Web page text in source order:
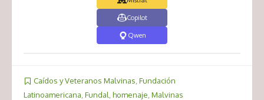
Copilot
Qwen
Caídos y Veteranos Malvinas, Fundación
Latinoamericana Fundal homenaje Malvinas